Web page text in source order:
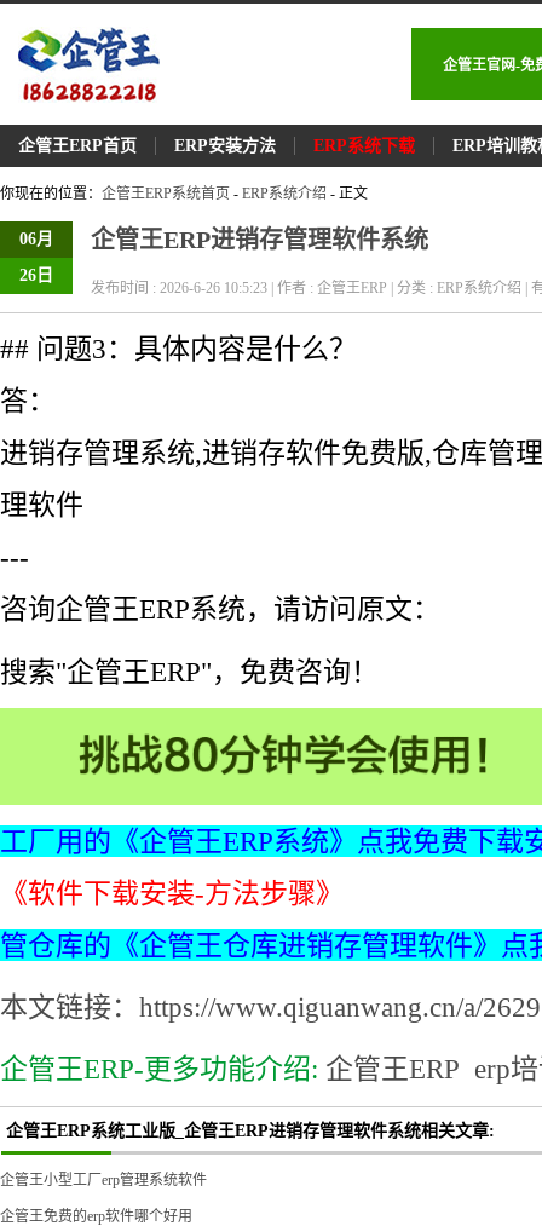
企管王官网-免
企管王ERP首页 ERP安装方法 ERP系统下载 ERP培训教
你现在的位置： 企管王ERP系统首页 - ERP系统介绍 - 正文
06月
26日
企管王ERP进销存管理软件系统
发布时间 : 2026-6-26 10:5:23 | 作者 : 企管王ERP | 分类 : ERP系统介绍 |
## 问题3：具体内容是什么？
答：
进销存管理系统,进销存软件免费版,仓库管
理软件
---
咨询企管王ERP系统，请访问原文：
搜索"企管王ERP"，免费咨询！
工厂用的《企管王ERP系统》点我免费下载
《软件下载安装-方法步骤》
管仓库的《企管王仓库进销存管理软件》点
本文链接：https://www.qiguanwang.cn/a/
企管王ERP-更多功能介绍: 企管王ERP erp
企管王ERP系统工业版_企管王ERP进销存管理软件系统相关文章:
企管王小型工厂erp管理系统软件
企管王免费的erp软件哪个好用